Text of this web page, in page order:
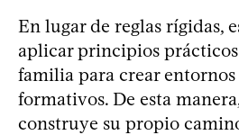
En lugar de reglas rígidas,
aplicar principios
familia para crear entornos
formativos. De esta
construye su propio